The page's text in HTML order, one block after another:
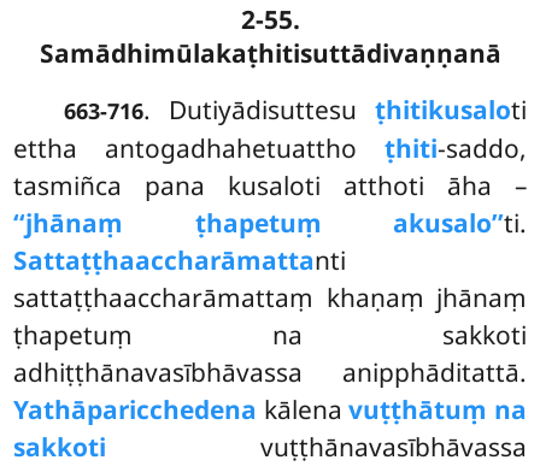
2-55.
Samādhimūlakaṭhitisuttādivaṇṇanā
663-716. Dutiyādisuttesu ṭhitikusaloti
ettha antogadhahetuattho ṭhiti-saddo,
tasmiñca pana kusaloti atthoti āha –
‘‘jhānaṃ ṭhapetuṃ akusalo’’ti.
Sattaṭṭhaaccharāmattanti
sattaṭṭhaaccharāmattaṃ khaṇaṃ jhānaṃ
ṭhapetuṃ na sakkoti
adhiṭṭhānavasībhāvassa anipphāditattā.
Yathāparicchedena kālenavuṭṭhātuṃ na
sakkoti vuṭṭhānavasībhāvassa